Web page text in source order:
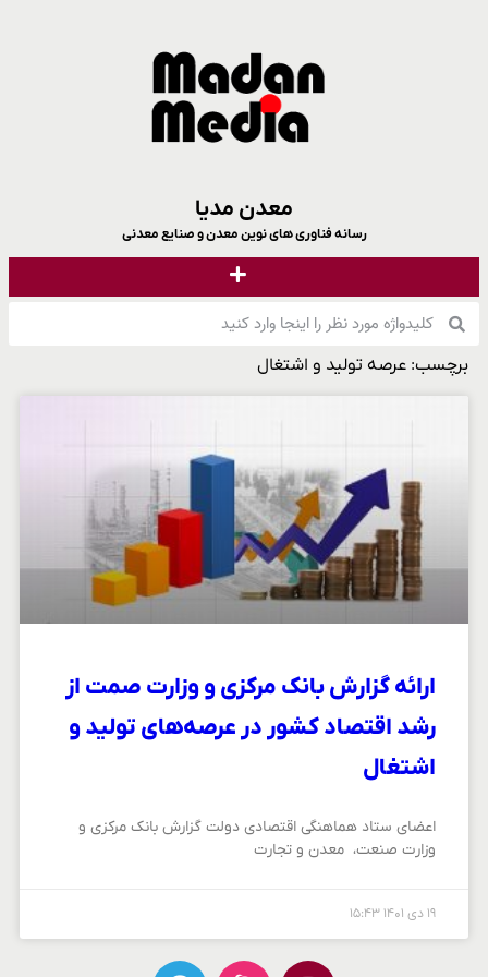
معدن مدیا
رسانه فناوری های نوین معدن و صنایع معدنی
برچسب: عرصه تولید و اشتغال
ارائه گزارش بانک مرکزی و وزارت صمت از
رشد اقتصاد کشور در عرصه‌های تولید و
اشتغال
اعضای ستاد هماهنگی اقتصادی دولت گزارش بانک مرکزی و
وزارت صنعت، ‌ معدن و تجارت
۱۹ دی ۱۴۰۱ ۱۵:۴۳